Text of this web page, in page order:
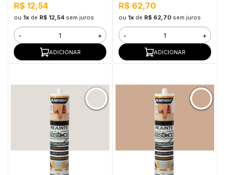
R$ 12,54
ou 1xde R$ 12,54 sem juros
- +
ADICIONAR
R$ 62,70
ou 1xde R$ 62,70 sem juros
- +
ADICIONAR